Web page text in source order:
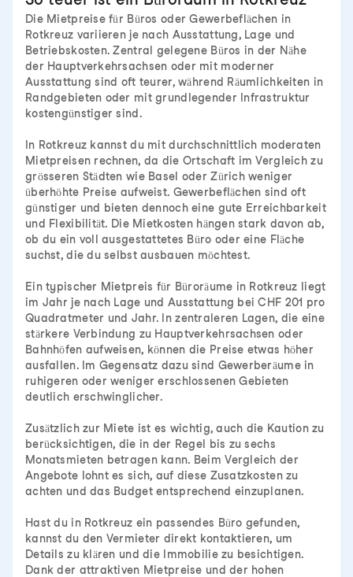
Die Mietpreise für Büros oder Gewerbeflächen in
Rotkreuz variieren je nach Ausstattung, Lage und
Betriebskosten. Zentral gelegene Büros in der Nähe
der Hauptverkehrsachsen oder mit moderner
Ausstattung sind oft teurer, während Räumlichkeiten in
Randgebieten oder mit grundlegender Infrastruktur
kostengünstiger sind.
In Rotkreuz kannst du mit durchschnittlich moderaten
Mietpreisen rechnen, da die Ortschaft im Vergleich zu
grösseren Städten wie Basel oder Zürich weniger
überhöhte Preise aufweist. Gewerbeflächen sind oft
günstiger und bieten dennoch eine gute Erreichbarkeit
und Flexibilität. Die Mietkosten hängen stark davon ab,
ob du ein voll ausgestattetes Büro oder eine Fläche
suchst, die du selbst ausbauen möchtest.
Ein typischer Mietpreis für Büroräume in Rotkreuz liegt
im Jahr je nach Lage und Ausstattung bei CHF 201 pro
Quadratmeter und Jahr. In zentraleren Lagen, die eine
stärkere Verbindung zu Hauptverkehrsachsen oder
Bahnhöfen aufweisen, können die Preise etwas höher
ausfallen. Im Gegensatz dazu sind Gewerberäume in
ruhigeren oder weniger erschlossenen Gebieten
deutlich erschwinglicher.
Zusätzlich zur Miete ist es wichtig, auch die Kaution zu
berücksichtigen, die in der Regel bis zu sechs
Monatsmieten betragen kann. Beim Vergleich der
Angebote lohnt es sich, auf diese Zusatzkosten zu
achten und das Budget entsprechend einzuplanen.
Hast du in Rotkreuz ein passendes Büro gefunden,
kannst du den Vermieter direkt kontaktieren, um
Details zu klären und die Immobilie zu besichtigen.
Dank der attraktiven Mietpreise und der hohen